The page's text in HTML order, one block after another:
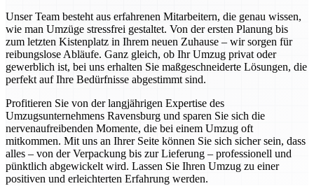
Unser Team besteht aus erfahrenen Mitarbeitern, die genau wissen,
wie man Umzüge stressfrei gestaltet. Von der ersten Planung bis
zum letzten Kistenplatz in Ihrem neuen Zuhause – wir sorgen für
reibungslose Abläufe. Ganz gleich, ob Ihr Umzug privat oder
gewerblich ist, bei uns erhalten Sie maßgeschneiderte Lösungen, die
perfekt auf Ihre Bedürfnisse abgestimmt sind.
Profitieren Sie von der langjährigen Expertise des
Umzugsunternehmens Ravensburg und sparen Sie sich die
nervenaufreibenden Momente, die bei einem Umzug oft
mitkommen. Mit uns an Ihrer Seite können Sie sich sicher sein, dass
alles – von der Verpackung bis zur Lieferung – professionell und
pünktlich abgewickelt wird. Lassen Sie Ihren Umzug zu einer
positiven und erleichterten Erfahrung werden.